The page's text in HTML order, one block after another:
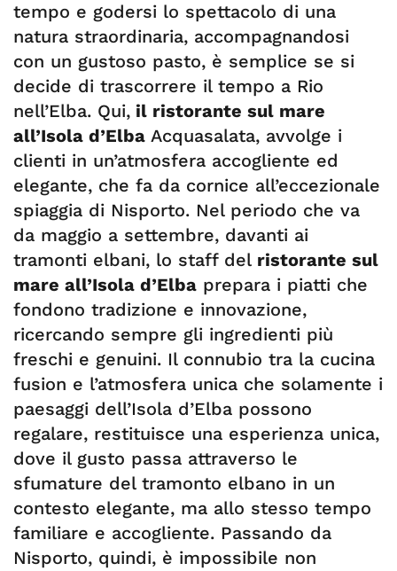
tempo e godersi lo spettacolo di una
natura straordinaria, accompagnandosi
con un gustoso pasto, è semplice se si
decide di trascorrere il tempo a Rio
nell’Elba. Qui, il ristorante sul mare
all’Isola d’Elba Acquasalata, avvolge i
clienti in un’atmosfera accogliente ed
elegante, che fa da cornice all’eccezionale
spiaggia di Nisporto. Nel periodo che va
da maggio a settembre, davanti ai
tramonti elbani, lo staff del ristorante sul
mare all’Isola d’Elba prepara i piatti che
fondono tradizione e innovazione,
ricercando sempre gli ingredienti più
freschi e genuini. Il connubio tra la cucina
fusion e l’atmosfera unica che solamente i
paesaggi dell’Isola d’Elba possono
regalare, restituisce una esperienza unica,
dove il gusto passa attraverso le
sfumature del tramonto elbano in un
contesto elegante, ma allo stesso tempo
familiare e accogliente. Passando da
Nisporto, quindi, è impossibile non